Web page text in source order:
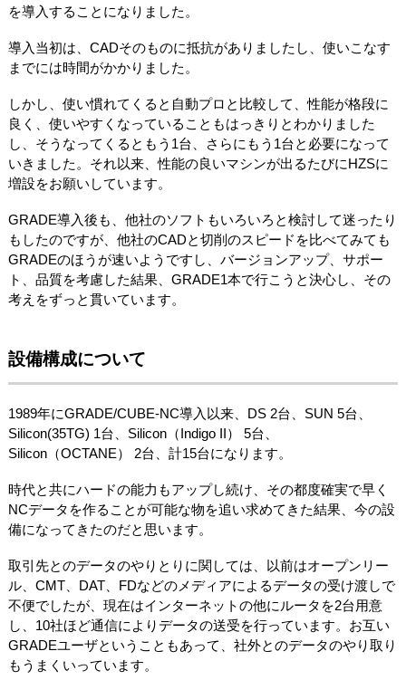
を導入することになりました。
導入当初は、CADそのものに抵抗がありましたし、使いこなす
までには時間がかかりました。
しかし、使い慣れてくると自動プロと比較して、性能が格段に
良く、使いやすくなっていることもはっきりとわかりました
し、そうなってくるともう1台、さらにもう1台と必要になって
いきました。それ以来、性能の良いマシンが出るたびにHZSに
増設をお願いしています。
GRADE導入後も、他社のソフトもいろいろと検討して迷ったり
もしたのですが、他社のCADと切削のスピードを比べてみても
GRADEのほうが速いようですし、バージョンアップ、サポー
ト、品質を考慮した結果、GRADE1本で行こうと決心し、その
考えをずっと貫いています。
設備構成について
1989年にGRADE/CUBE-NC導入以来、DS 2台、SUN 5台、
Silicon(35TG) 1台、Silicon（Indigo II） 5台、
Silicon（OCTANE） 2台、計15台になります。
時代と共にハードの能力もアップし続け、その都度確実で早く
NCデータを作ることが可能な物を追い求めてきた結果、今の設
備になってきたのだと思います。
取引先とのデータのやりとりに関しては、以前はオープンリー
ル、CMT、DAT、FDなどのメディアによるデータの受け渡しで
不便でしたが、現在はインターネットの他にルータを2台用意
し、10社ほど通信によりデータの送受を行っています。お互い
GRADEユーザということもあって、社外とのデータのやり取り
もうまくいっています。